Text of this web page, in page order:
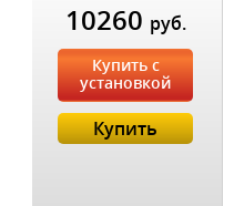
10260 руб.
Купить с
установкой
Купить